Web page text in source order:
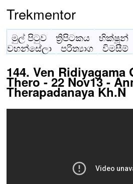
Trekmentor
මුල් පිටුව ත්‍රිපිටකය
භික්ෂූන්
වහන්සේලා
පරිත්‍යාග විමසීම්
144. Ven Ridiyagama
Thero - 22 Nov13 -
Therapadanaya Kh.N